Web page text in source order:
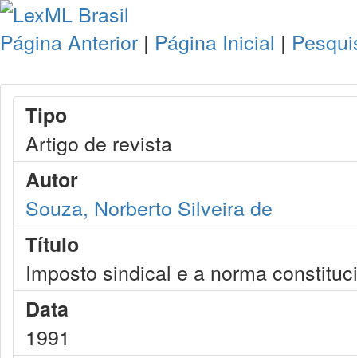
Página Anterior | Página Inicial |
Tipo
Artigo de revista
Autor
Souza, Norberto Silveira de
Título
Imposto sindical e a norma
Data
1991